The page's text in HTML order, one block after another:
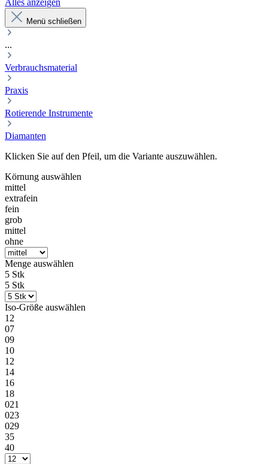
Alles anzeigen
Menü schließen
...
Verbrauchsmaterial
Praxis
Rotierende Instrumente
Diamanten
Klicken Sie auf den Pfeil, um die Variante auszuwählen.
Körnung auswählen
mittel
extrafein
fein
grob
mittel
ohne
Menge auswählen
5 Stk
5 Stk
Iso-Größe auswählen
12
07
09
10
12
14
16
18
021
023
029
35
40